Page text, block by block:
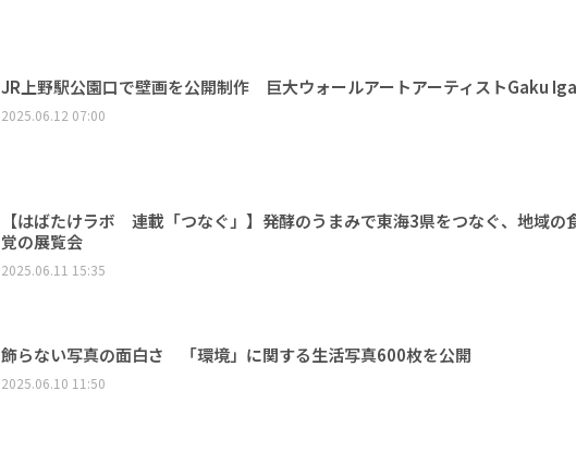
JR上野駅公園口で壁画を公開制作 巨大ウォールアートアーティストGaku
2025.06.12 07:00
【はばたけラボ 連載「つなぐ」】発酵のうまみで東海3県をつなぐ、地域の
覚の展覧会
2025.06.11 15:35
飾らない写真の面白さ 「環境」に関する生活写真600枚を公開
2025.06.10 11:50